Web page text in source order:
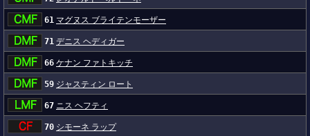
61 マグヌス ブライテンモーザー
71 デニス ヘディガー
66 ケナン ファトキッチ
59 ジャスティン ロート
67 ニス ヘフティ
70 シモーネ ラップ